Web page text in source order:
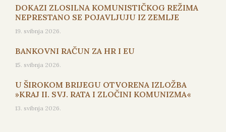
DOKAZI ZLOSILNA KOMUNISTIČKOG REŽIMA
NEPRESTANO SE POJAVLJUJU IZ ZEMLJE
19. svibnja 2026.
BANKOVNI RAČUN ZA HR I EU
15. svibnja 2026.
U ŠIROKOM BRIJEGU OTVORENA IZLOŽBA
»KRAJ II. SVJ. RATA I ZLOČINI KOMUNIZMA«
13. svibnja 2026.